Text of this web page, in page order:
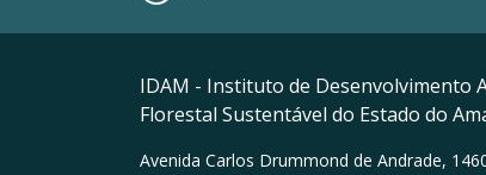
IDAM - Instituto de Desenvolvimento
Florestal Sustentável do Estado do
Avenida Carlos Drummond de Andrade,